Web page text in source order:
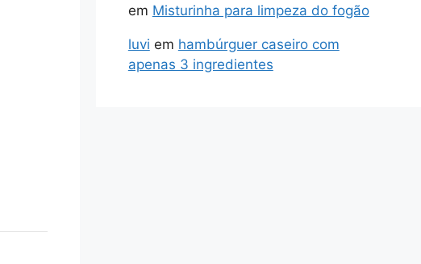
em Misturinha para limpeza do fogão
luvi em hambúrguer caseiro com
apenas 3 ingredientes